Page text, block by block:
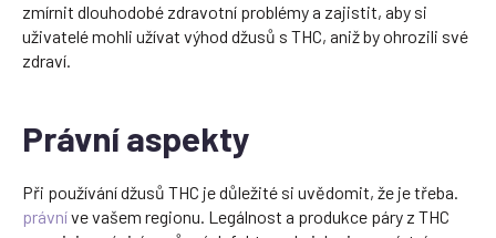
zmírnit dlouhodobé zdravotní problémy a zajistit, aby si
uživatelé mohli užívat výhod džusů s THC, aniž by ohrozili své
zdraví.
Právní aspekty
Při používání džusů THC je důležité si uvědomit, že je třeba.
právníve vašem regionu. Legálnost a produkce páry z THC